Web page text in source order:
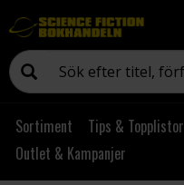
Sortiment Tips & Topplistor
Outlet & Kampanjer